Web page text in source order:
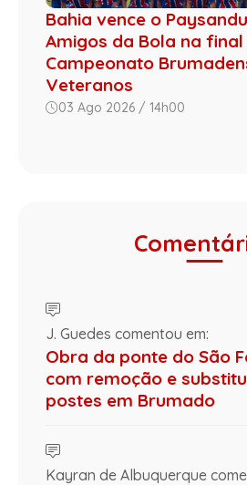
Bahia vence o
Amigos da Bola na
Campeonato
Veteranos
03 Ago 2026 / 14h00
J. Guedes comentou em:
Obra da ponte do São
com remoção e
postes em Brumado
Kayran de Albuquerque